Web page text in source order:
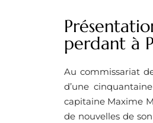
perdant à
Au commissariat
d’une
capitaine Maxime
de nouvelles de